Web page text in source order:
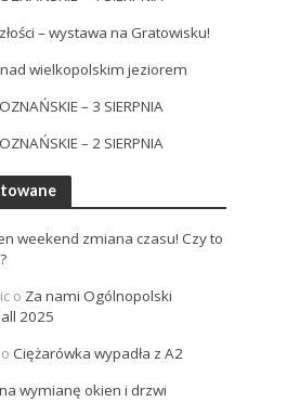
– wystawa na Gratowisku!
wielkopolskim jeziorem
– 3 SIERPNIA
– 2 SIERPNIA
weekend zmiana czasu! Czy to
o Za nami Ogólnopolski
2025
o Ciężarówka wypadła z A2
wymianę okien i drzwi